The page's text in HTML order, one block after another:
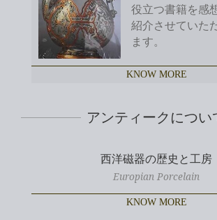
役立つ書籍を感
紹介させていた
ます。
KNOW MORE
アンティークについ
西洋磁器の歴史と工房
Europian Porcelain
KNOW MORE